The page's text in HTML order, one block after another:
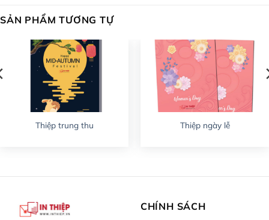
SẢN PHẨM TƯƠNG TỰ
Thiệp trung thu Thiệp ngày lễ
CHÍNH SÁCH